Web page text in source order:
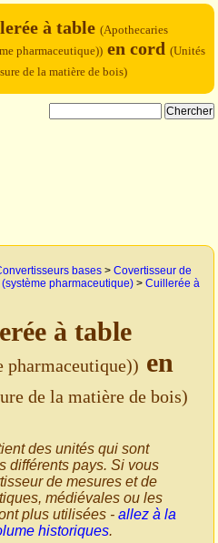
à table (Apothecaries
pharmaceutique)) en cord (Unités
de la matière de bois)
bases > Covertisseur de
pharmaceutique) > Cuillerée à
à table
pharmaceutique)) en
de la matière de bois)
des unités qui sont
différents pays. Si vous
de mesures et de
médiévales ou les
plus utilisées - allez à la
historiques.